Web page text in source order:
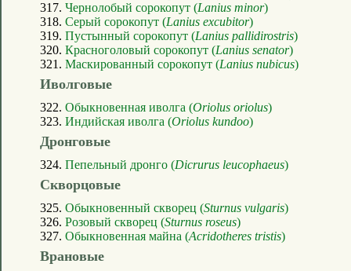
317. Чернолобый сорокопут (Lanius minor)
318. Серый сорокопут (Lanius excubitor)
319. Пустынный сорокопут (Lanius pallidirostris)
320. Красноголовый сорокопут (Lanius senator)
321. Маскированный сорокопут (Lanius nubicus)
Иволговые
322. Обыкновенная иволга (Oriolus oriolus)
323. Индийская иволга (Oriolus kundoo)
Дронговые
324. Пепельный дронго (Dicrurus leucophaeus)
Скворцовые
325. Обыкновенный скворец (Sturnus vulgaris)
326. Розовый скворец (Sturnus roseus)
327. Обыкновенная майна (Acridotheres tristis)
Врановые